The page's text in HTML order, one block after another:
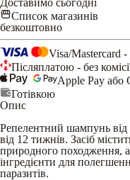
Список магазинів
безкоштовно
Visa/Mastercard -
Післяплатою - без
Apple Pay або
Готівкою
Опис
Репелентний шампунь від
від 12 тижнів. Засіб
природного походження, а
інгредієнти для
паразитів.